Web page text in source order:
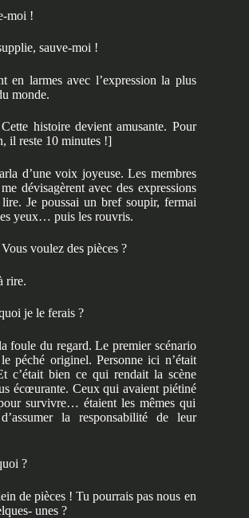
moi !
sauve-moi !
en larmes avec l’expression la plus
monde.
histoire devient amusante. Pour
il reste 10 minutes !]
d’une voix joyeuse. Les membres
dévisagèrent avec des expressions
Je poussai un bref soupir, fermai
yeux… puis les rouvris.
voulez des pièces ?
rire.
je le ferais ?
foule du regard. Le premier scénario
péché originel. Personne ici n’était
c’était bien ce qui rendait la scène
écœurante. Ceux qui avaient piétiné
survivre… étaient les mêmes qui
la responsabilité de leur
?
de pièces ! Tu pourrais pas nous en
unes ?